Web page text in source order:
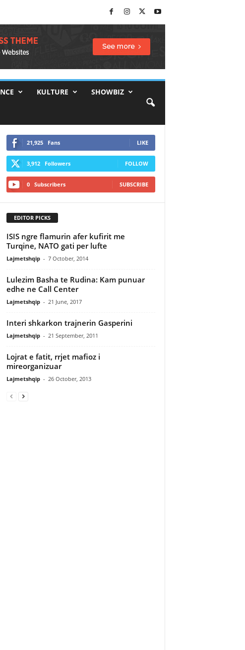
KULTURE SHOWBIZ
21,925 Fans LIKE
3,912 Followers FOLLOW
0 Subscribers SUBSCRIBE
EDITOR PICKS
ISIS ngre flamurin afer kufirit me
Turqine, NATO gati per lufte
Lajmetshqip - 7 October, 2014
Lulezim Basha te Rudina: Kam punuar
edhe ne Call Center
Lajmetshqip - 21 June, 2017
Interi shkarkon trajnerin Gasperini
Lajmetshqip - 21 September, 2011
Lojrat e fatit, rrjet mafioz i
mireorganizuar
Lajmetshqip - 26 October, 2013